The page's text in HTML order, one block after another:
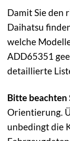
Damit Sie den
Daihatsu
welche
ADD65351
detaillierte
Bitte beachten
Orientierung.
unbedingt die